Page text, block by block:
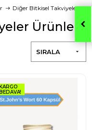
Diğer Bitkisel Takviyeler
Ürünleri
SIRALA